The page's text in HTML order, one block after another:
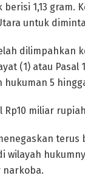
1,13 gram.
untuk
dilimpahkan
(1) atau Pasal
hukuman 5
Rp10 miliar
wilayah
narkoba.